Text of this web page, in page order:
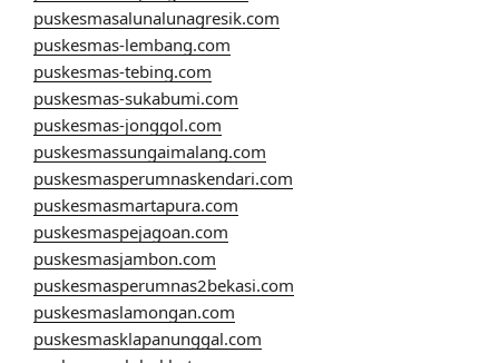
puskesmasalunalunagresik.com
puskesmas-lembang.com
puskesmas-tebing.com
puskesmas-sukabumi.com
puskesmas-jonggol.com
puskesmassungaimalang.com
puskesmasperumnaskendari.com
puskesmasmartapura.com
puskesmaspejagoan.com
puskesmasjambon.com
puskesmasperumnas2bekasi.com
puskesmaslamongan.com
puskesmasklapanunggal.com